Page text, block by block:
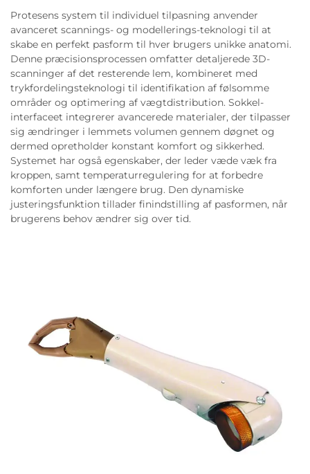
Protesens system til individuel tilpasning anvender
avanceret scannings- og modellerings-teknologi til at
skabe en perfekt pasform til hver brugers unikke anatomi.
Denne præcisionsprocessen omfatter detaljerede 3D-
scanninger af det resterende lem, kombineret med
trykfordelingsteknologi til identifikation af følsomme
områder og optimering af vægtdistribution. Sokkel-
interfaceet integrerer avancerede materialer, der tilpasser
sig ændringer i lemmets volumen gennem døgnet og
dermed opretholder konstant komfort og sikkerhed.
Systemet har også egenskaber, der leder væde væk fra
kroppen, samt temperaturregulering for at forbedre
komforten under længere brug. Den dynamiske
justeringsfunktion tillader finindstilling af pasformen, når
brugerens behov ændrer sig over tid.